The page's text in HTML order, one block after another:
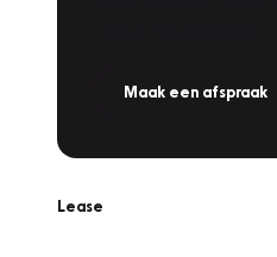
Maak een afspraak
Lease